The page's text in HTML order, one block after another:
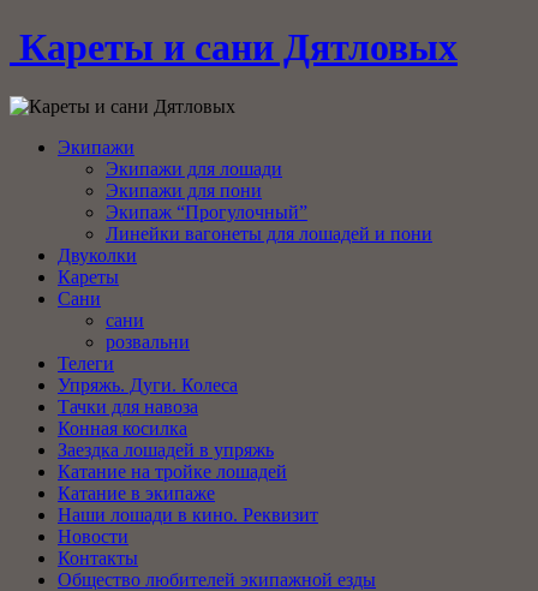
Кареты и сани Дятловых
Экипажи
Экипажи для лошади
Экипажи для пони
Экипаж “Прогулочный”
Линейки вагонеты для лошадей и пони
Двуколки
Кареты
Сани
сани
розвальни
Телеги
Упряжь. Дуги. Колеса
Тачки для навоза
Конная косилка
Заездка лошадей в упряжь
Катание на тройке лошадей
Катание в экипаже
Наши лошади в кино. Реквизит
Новости
Контакты
Общество любителей экипажной езды